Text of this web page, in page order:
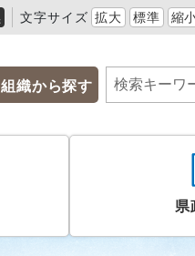
文字サイズ 拡大 標準 縮
組織から探す
県